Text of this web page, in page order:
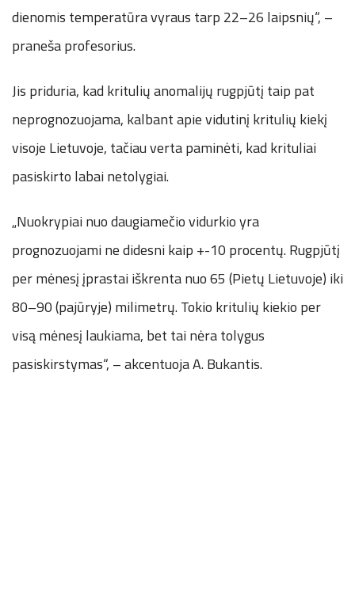
dienomis temperatūra vyraus tarp 22–26 laipsnių“, –
praneša profesorius.
Jis priduria, kad kritulių anomalijų rugpjūtį taip pat
neprognozuojama, kalbant apie vidutinį kritulių kiekį
visoje Lietuvoje, tačiau verta paminėti, kad krituliai
pasiskirto labai netolygiai.
„Nuokrypiai nuo daugiamečio vidurkio yra
prognozuojami ne didesni kaip +-10 procentų. Rugpjūtį
per mėnesį įprastai iškrenta nuo 65 (Pietų Lietuvoje) iki
80–90 (pajūryje) milimetrų. Tokio kritulių kiekio per
visą mėnesį laukiama, bet tai nėra tolygus
pasiskirstymas“, – akcentuoja A. Bukantis.